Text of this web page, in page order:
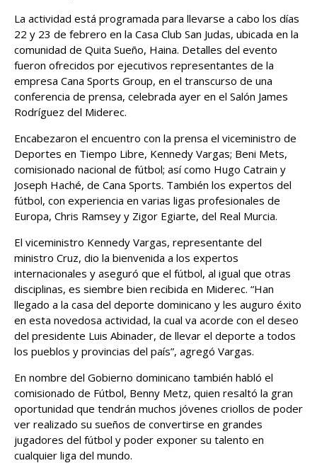
La actividad está programada para llevarse a cabo los días
22 y 23 de febrero en la Casa Club San Judas, ubicada en la
comunidad de Quita Sueño, Haina. Detalles del evento
fueron ofrecidos por ejecutivos representantes de la
empresa Cana Sports Group, en el transcurso de una
conferencia de prensa, celebrada ayer en el Salón James
Rodríguez del Miderec.
Encabezaron el encuentro con la prensa el viceministro de
Deportes en Tiempo Libre, Kennedy Vargas; Beni Mets,
comisionado nacional de fútbol; así como Hugo Catrain y
Joseph Haché, de Cana Sports. También los expertos del
fútbol, con experiencia en varias ligas profesionales de
Europa, Chris Ramsey y Zigor Egiarte, del Real Murcia.
El viceministro Kennedy Vargas, representante del
ministro Cruz, dio la bienvenida a los expertos
internacionales y aseguró que el fútbol, al igual que otras
disciplinas, es siembre bien recibida en Miderec. “Han
llegado a la casa del deporte dominicano y les auguro éxito
en esta novedosa actividad, la cual va acorde con el deseo
del presidente Luis Abinader, de llevar el deporte a todos
los pueblos y provincias del país”, agregó Vargas.
En nombre del Gobierno dominicano también habló el
comisionado de Fútbol, Benny Metz, quien resaltó la gran
oportunidad que tendrán muchos jóvenes criollos de poder
ver realizado su sueños de convertirse en grandes
jugadores del fútbol y poder exponer su talento en
cualquier liga del mundo.